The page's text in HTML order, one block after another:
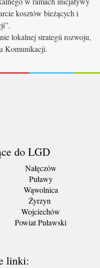
kosztów bieżących i
lokalnej strategii rozwoju,
Komunikacji.
do LGD
Nałęczów
Puławy
Wąwolnica
Żyrzyn
Wojciechów
Powiat Puławski
linki: